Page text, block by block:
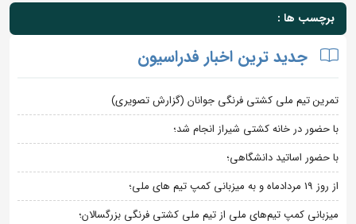
برچسب ها :
جدید ترین اخبار فدراسیون
تمرین تیم ملی کشتی فرنگی جوانان (گزارش تصویری)
با حضور در خانه کشتی شیراز انجام شد؛
با حضور اساتید دانشگاهی؛
از روز 19 مردادماه و به میزبانی کمپ تیم های ملی؛
میزبانی کمپ تیم‌های ملی از تیم ملی کشتی فرنگی بزرگسالان؛